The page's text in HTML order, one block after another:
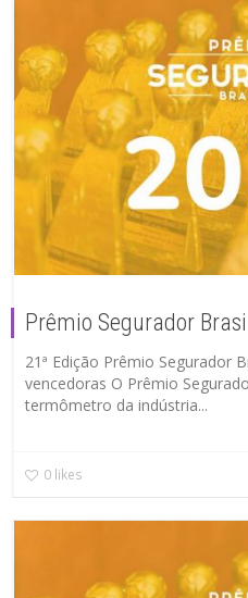
Prêmio Segurador
21ª Edição Prêmio Segurador
vencedoras O Prêmio
termômetro da indústria...
0 likes